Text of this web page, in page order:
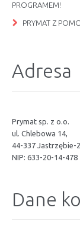
PROGRAMEM!
PRYMAT Z
Adresa
Prymat sp. z o.o.
ul. Chlebowa 14,
44-337 Jastrzębie-
NIP: 633-20-14-478
Dane